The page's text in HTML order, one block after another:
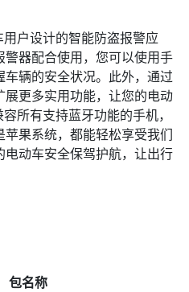
户设计的智能防盗报警应
器配合使用，您可以使用手
辆的安全状况。此外，通过
更多实用功能，让您的电动
所有支持蓝牙功能的手机，
果系统，都能轻松享受我们
动车安全保驾护航，让出行
包名称